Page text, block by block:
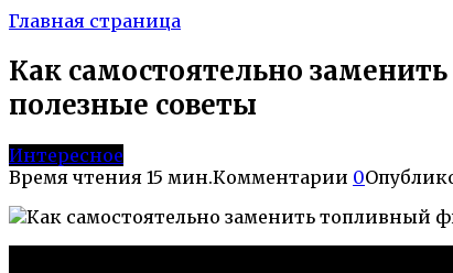
Главная страница
Как самостоятельно
полезные советы
Интересное
Время чтения 15 мин.Комментарии 0